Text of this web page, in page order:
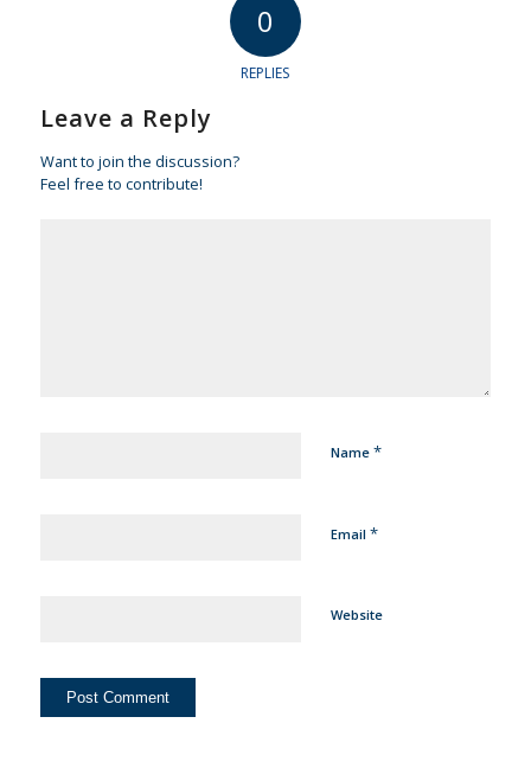
0
REPLIES
Leave a Reply
Want to join the discussion?
Feel free to contribute!
Name *
Email *
Website